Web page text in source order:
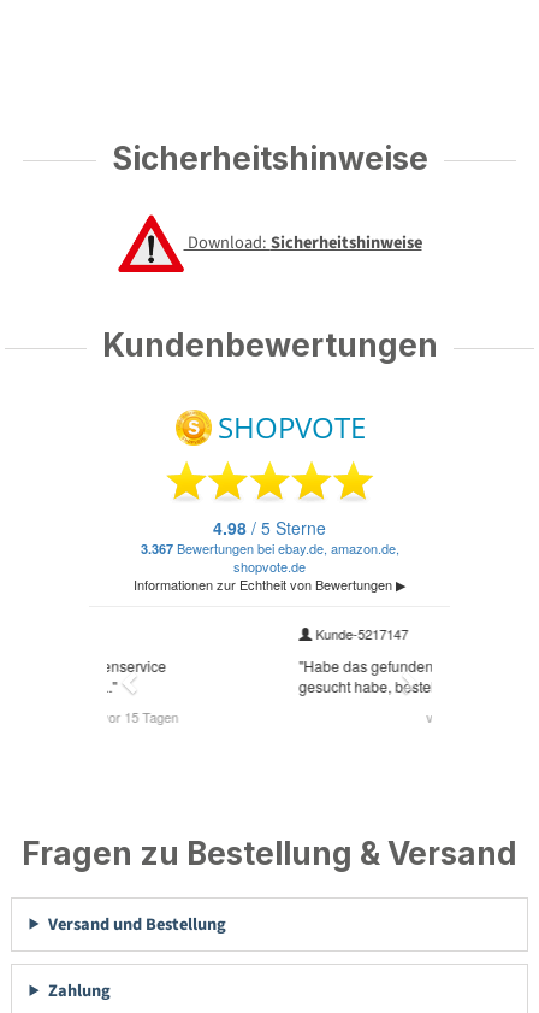
Sicherheitshinweise
Download:Sicherheitshinweise
Kundenbewertungen
Fragen zu Bestellung & Versand
Versand und Bestellung
Zahlung